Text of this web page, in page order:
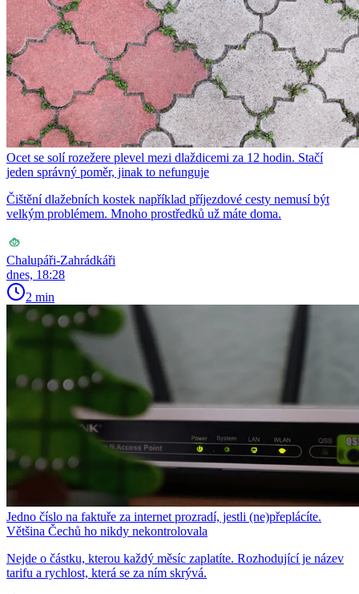
Ocet se solí rozežere plevel mezi dlaždicemi za 12 hodin. Stačí
jeden správný poměr, jinak to nefunguje
Čištění dlažebních kostek například příjezdové cesty nemusí být
velkým problémem. Mnoho prostředků už máte doma.
Chalupáři-Zahrádkáři
dnes, 18:28
2 min
Jedno číslo na faktuře za internet prozradí, jestli (ne)přeplácíte.
Většina Čechů ho nikdy nekontrolovala
Nejde o částku, kterou každý měsíc zaplatíte. Rozhodující je název
tarifu a rychlost, která se za ním skrývá.